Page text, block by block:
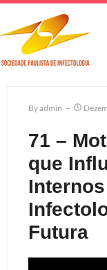
ByAdmin
71 –
que
Futura